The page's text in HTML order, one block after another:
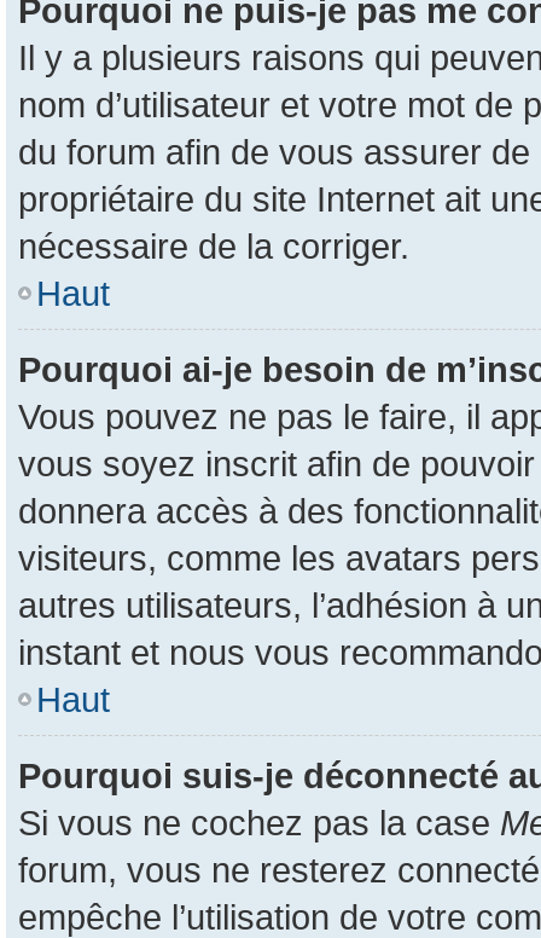
Pourquoi ne puis-je pas me
Il y a plusieurs raisons qui
nom d’utilisateur et votre mot de
du forum afin de vous assurer
propriétaire du site Internet ait
nécessaire de la corriger.
Haut
Pourquoi ai-je besoin de
Vous pouvez ne pas le faire, il
vous soyez inscrit afin de
donnera accès à des
visiteurs, comme les avatars
autres utilisateurs, l’adhésion à
instant et nous vous
Haut
Pourquoi suis-je déconnecté
Si vous ne cochez pas la case
forum, vous ne resterez
empêche l’utilisation de votre